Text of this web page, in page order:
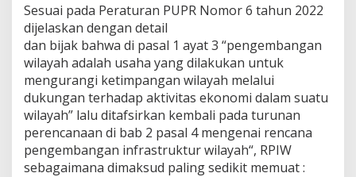
Sesuai pada Peraturan PUPR Nomor 6 tahun 2022
dijelaskan dengan detail
dan bijak bahwa di pasal 1 ayat 3 “pengembangan
wilayah adalah usaha yang dilakukan untuk
mengurangi ketimpangan wilayah melalui
dukungan terhadap aktivitas ekonomi dalam suatu
wilayah” lalu ditafsirkan kembali pada turunan
perencanaan di bab 2 pasal 4 mengenai rencana
pengembangan infrastruktur wilayah“, RPIW
sebagaimana dimaksud paling sedikit memuat :